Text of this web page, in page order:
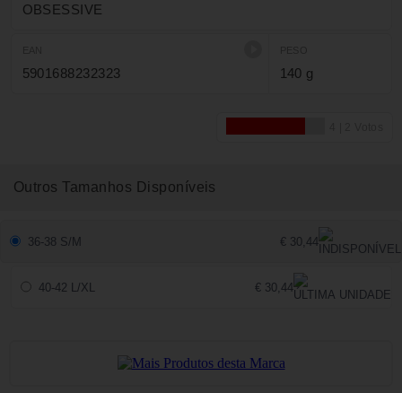
OBSESSIVE
5901688232323 140 g
Outros Tamanhos Disponíveis
36-38 S/M € 30,44
40-42 L/XL € 30,44